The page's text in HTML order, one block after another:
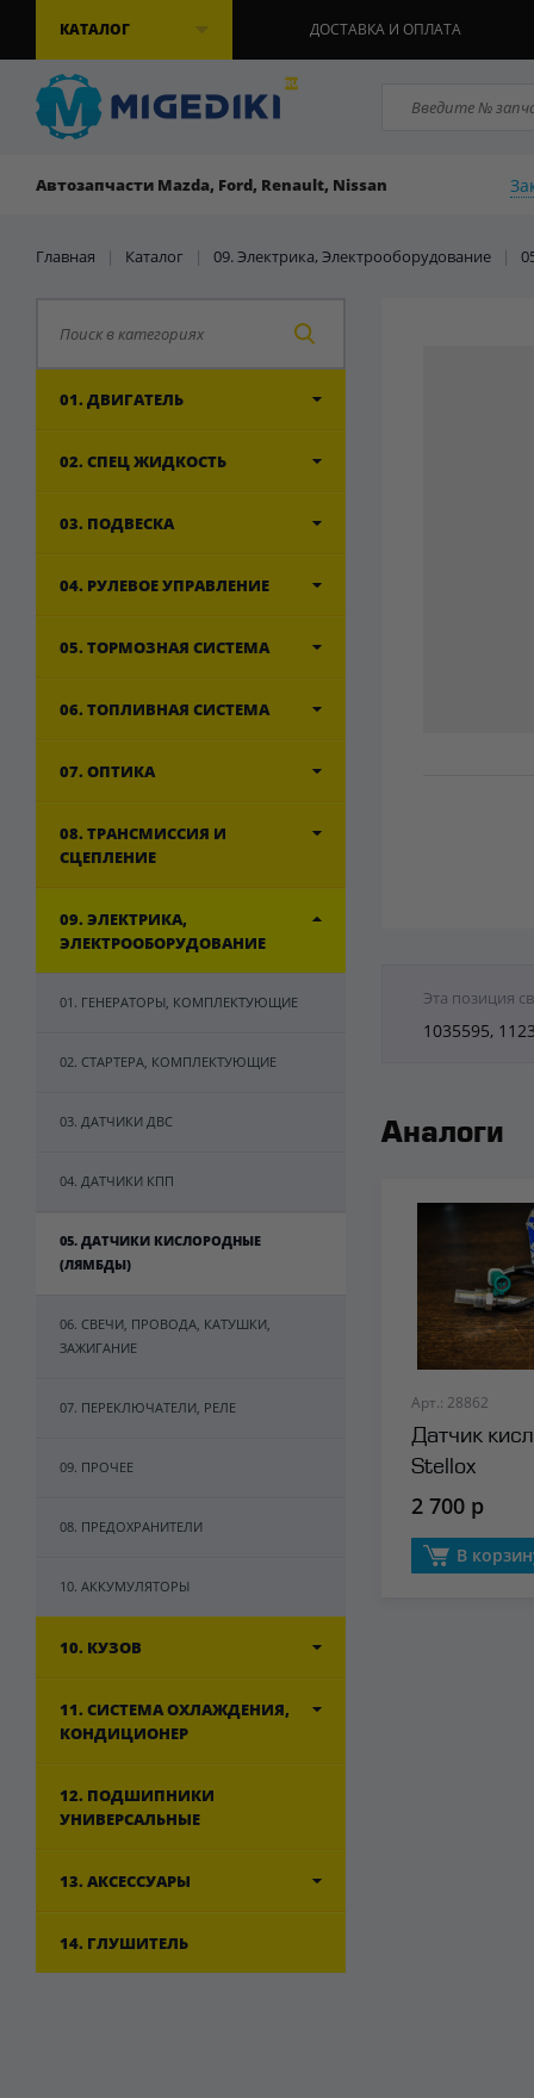
КАТАЛОГ ДОСТАВКА И ОПЛАТА
Автозапчасти Mazda, Ford, Renault, Nissan
Главная | Каталог | 09. Электрика, Электрооборудование |
01. ДВИГАТЕЛЬ
02. СПЕЦ ЖИДКОСТЬ
03. ПОДВЕСКА
04. РУЛЕВОЕ УПРАВЛЕНИЕ
05. ТОРМОЗНАЯ СИСТЕМА
06. ТОПЛИВНАЯ СИСТЕМА
07. ОПТИКА
08. ТРАНСМИССИЯ И
СЦЕПЛЕНИЕ
09. ЭЛЕКТРИКА,
ЭЛЕКТРООБОРУДОВАНИЕ
01. ГЕНЕРАТОРЫ, КОМПЛЕКТУЮЩИЕ
02. СТАРТЕРА, КОМПЛЕКТУЮЩИЕ
03. ДАТЧИКИ ДВС
04. ДАТЧИКИ КПП
05. ДАТЧИКИ КИСЛОРОДНЫЕ
(ЛЯМБДЫ)
06. СВЕЧИ, ПРОВОДА, КАТУШКИ,
ЗАЖИГАНИЕ
07. ПЕРЕКЛЮЧАТЕЛИ, РЕЛЕ
09. ПРОЧЕЕ
08. ПРЕДОХРАНИТЕЛИ
10. АККУМУЛЯТОРЫ
10. КУЗОВ
11. СИСТЕМА ОХЛАЖДЕНИЯ,
КОНДИЦИОНЕР
12. ПОДШИПНИКИ
УНИВЕРСАЛЬНЫЕ
13. АКСЕССУАРЫ
14. ГЛУШИТЕЛЬ
Эта позиция
1035595,
Аналоги
Арт.: 28862
Датчик
Stellox
2 700 р
В